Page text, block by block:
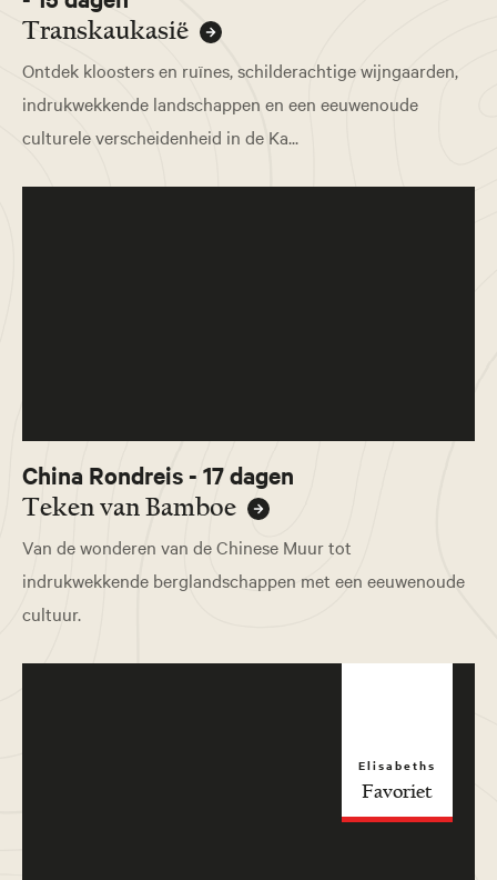
Transkaukasië
Ontdek kloosters en ruïnes, schilderachtige wijngaarden,
indrukwekkende landschappen en een eeuwenoude
culturele verscheidenheid in de Ka...
China Rondreis - 17 dagen
Teken van Bamboe
Van de wonderen van de Chinese Muur tot
indrukwekkende berglandschappen met een eeuwenoude
cultuur.
Elisabeths
Favoriet